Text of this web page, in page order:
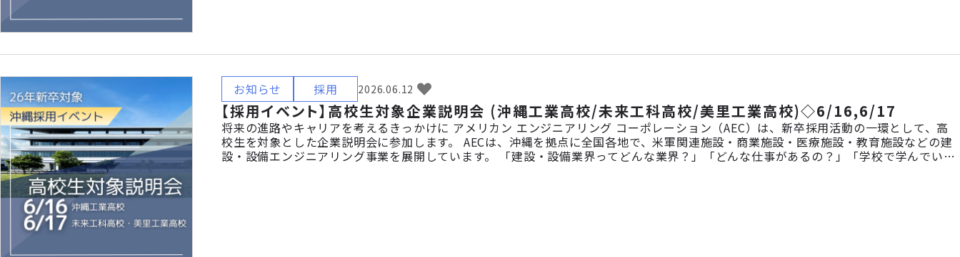
お知らせ 採用 2026.06.12
【採用イベント】高校生対象企業説明会 (沖縄工業高校/未来工科高校/美里工業高校)◇6/16,6/17
将来の進路やキャリアを考えるきっかけに アメリカン エンジニアリング コーポレーション（AEC）は、新卒採用活動の一環として、高
校生を対象とした企業説明会に参加します。 AECは、沖縄を拠点に全国各地で、米軍関連施設・商業施設・医療施設・教育施設などの建
設・設備エンジニアリング事業を展開しています。 「建設・設備業界ってどんな業界？」「どんな仕事があるの？」「学校で学んでいる